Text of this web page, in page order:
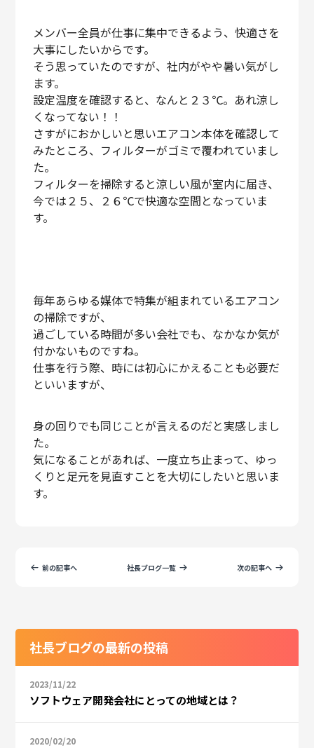
メンバー全員が仕事に集中できるよう、快適さを
大事にしたいからです。
そう思っていたのですが、社内がやや暑い気がし
ます。
設定温度を確認すると、なんと２３℃。あれ涼し
くなってない！！
さすがにおかしいと思いエアコン本体を確認して
みたところ、フィルターがゴミで覆われていまし
た。
フィルターを掃除すると涼しい風が室内に届き、
今では２５、２６℃で快適な空間となっていま
す。
毎年あらゆる媒体で特集が組まれているエアコン
の掃除ですが、
過ごしている時間が多い会社でも、なかなか気が
付かないものですね。
仕事を行う際、時には初心にかえることも必要だ
といいますが、
身の回りでも同じことが言えるのだと実感しまし
た。
気になることがあれば、一度立ち止まって、ゆっ
くりと足元を見直すことを大切にしたいと思いま
す。
前の記事へ 社長ブログ一覧 次の記事へ
社長ブログの最新の投稿
2023/11/22
ソフトウェア開発会社にとっての地域とは？
2020/02/20